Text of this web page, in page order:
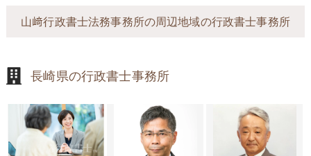
山﨑行政書士法務事務所の周辺地域の行政書士事務所
長崎県の行政書士事務所